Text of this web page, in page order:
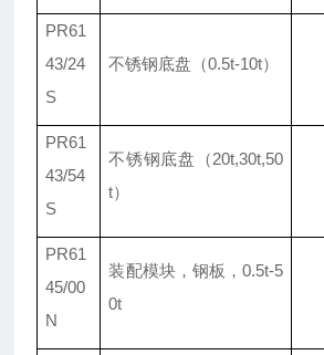
PR61
43/24
S
不锈钢底盘（0.5t-10t）
PR61
43/54
S
不锈钢底盘
（20t,30t,50
t）
PR61
45/00
N
装配模块，钢板，0.5t-5
0t